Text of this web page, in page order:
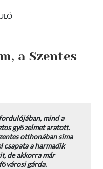
a Szentes
mind a
győzelmet aratott.
otthonában sima
csapata a harmadik
de akkorra már
gárda.